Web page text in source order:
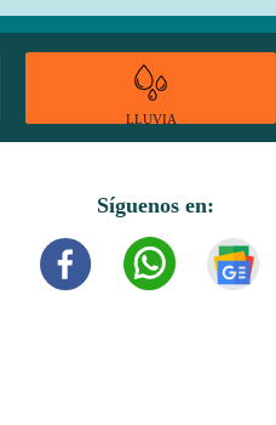
LLUVIA
Síguenos en: